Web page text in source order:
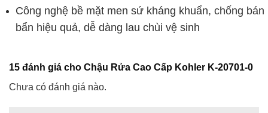
Công nghệ bề mặt men sứ kháng khuẩn, chống bán
bẩn hiệu quả, dễ dàng lau chùi vệ sinh
15 đánh giá cho Chậu Rửa Cao Cấp Kohler K-20701-0
Chưa có đánh giá nào.